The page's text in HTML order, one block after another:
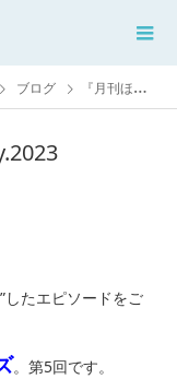
ブログ 『月刊ほっこりSORA』～May.2023
したエピソードをご
。第5回です。